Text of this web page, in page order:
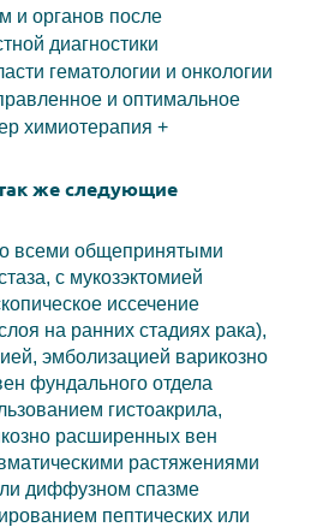
и органов после
диагностики
гематологии и онкологии
и оптимальное
химиотерапия +
же следующие
всеми общепринятыми
с мукозэктомией
иссечение
на ранних стадиях рака),
эмболизацией варикозно
фундального отдела
гистоакрила,
расширенных вен
растяжениями
диффузном спазме
пептических или